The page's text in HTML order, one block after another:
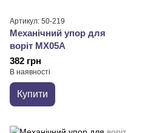
Артикул: 50-219
Механічний упор для
воріт MX05A
382 грн
В наявності
Купити